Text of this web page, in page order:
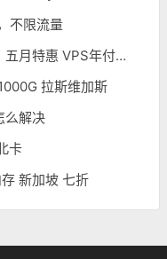
不限流量
[主机商供稿]RAKsmart 激情初夏，五月特惠 VPS年付低至163元 不限流量
拉斯维加斯
么解决
卡
新加坡 七折